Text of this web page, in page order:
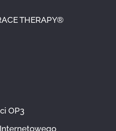
THERAPY®
OP3